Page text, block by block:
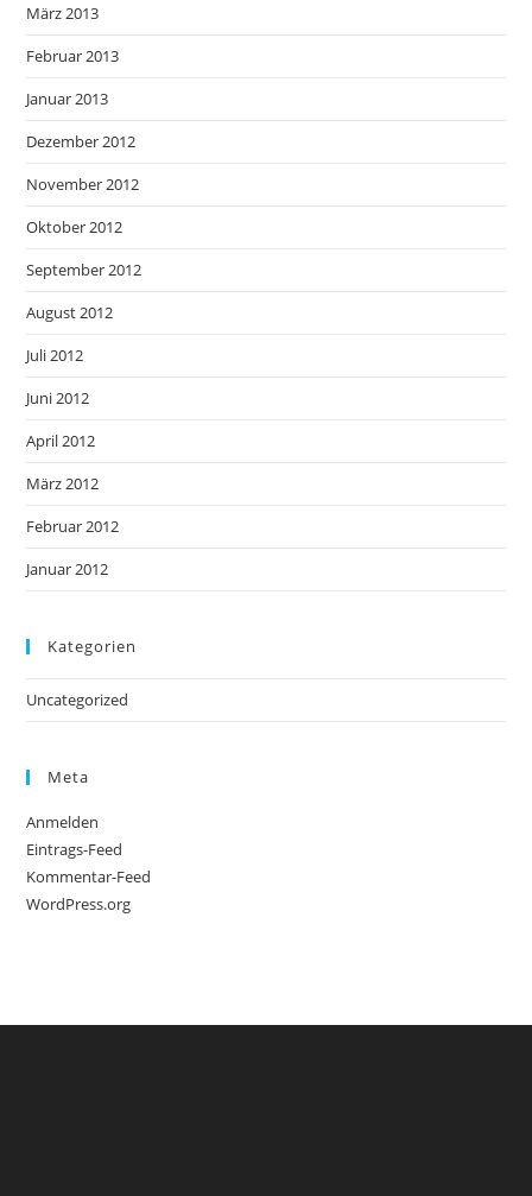
März 2013
Februar 2013
Januar 2013
Dezember 2012
November 2012
Oktober 2012
September 2012
August 2012
Juli 2012
Juni 2012
April 2012
März 2012
Februar 2012
Januar 2012
Kategorien
Uncategorized
Meta
Anmelden
Eintrags-Feed
Kommentar-Feed
WordPress.org